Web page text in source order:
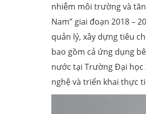
nhiễm môi trường và
Nam” giai đoạn 2018 –
quản lý, xây dựng tiêu
bao gồm cả ứng dụng
nước tại Trường Đại học
nghệ và triển khai thực